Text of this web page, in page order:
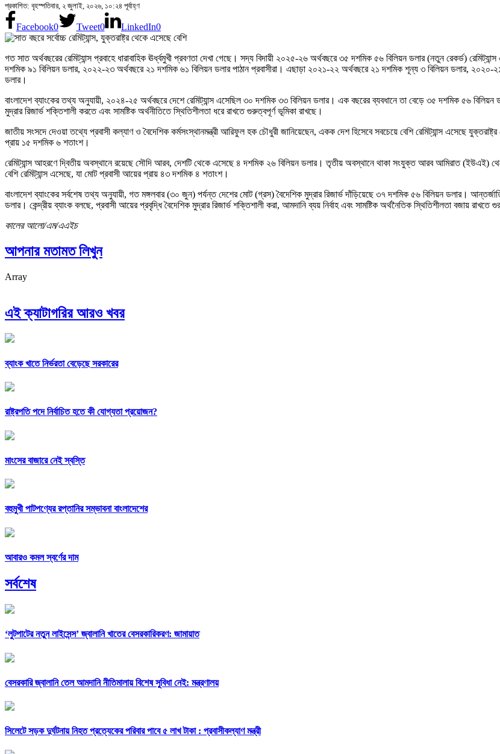
প্রকাশিত: বৃহস্পতিবার, ২ জুলাই, ২০২৬, ১০:২৪ পূর্বাহ্ণ
Facebook0 Tweet0 LinkedIn0
গত সাত অর্থবছরের রেমিট্যান্স প্রবাহে ধারাবাহিক ঊর্ধ্বমুখী প্রবণতা দেখা গেছে। সদ্য বিদায়ী ২০২৫-২৬ অর্থবছরে ৩৫ দশমিক ৫৬ বিলিয়ন ডলার (নতুন রেকর্ড)
দশমিক ৯১ বিলিয়ন ডলার, ২০২২-২৩ অর্থবছরে ২১ দশমিক ৬১ বিলিয়ন ডলার পাঠান প্রবাসীরা। এছাড়া ২০২১-২২ অর্থবছরে ২১ দশমিক শূন্য ৩ বিলিয়ন ডলার,
ডলার।
বাংলাদেশ ব্যাংকের তথ্য অনুযায়ী, ২০২৪-২৫ অর্থবছরে দেশে রেমিট্যান্স এসেছিল ৩০ দশমিক ৩৩ বিলিয়ন ডলার। এক বছরের ব্যবধানে তা বেড়ে ৩৫ দশমিক ৫৬ বিলিয়ন
মুদ্রার রিজার্ভ শক্তিশালী করতে এবং সামষ্টিক অর্থনীতিতে স্থিতিশীলতা ধরে রাখতে গুরুত্বপূর্ণ ভূমিকা রাখছে।
জাতীয় সংসদে দেওয়া তথ্যে প্রবাসী কল্যাণ ও বৈদেশিক কর্মসংস্থানমন্ত্রী আরিফুল হক চৌধুরী জানিয়েছেন, একক দেশ হিসেবে সবচেয়ে বেশি রেমিট্যান্স এসেছে
প্রায় ১৫ দশমিক ৬ শতাংশ।
রেমিট্যান্স আহরণে দ্বিতীয় অবস্থানে রয়েছে সৌদি আরব, দেশটি থেকে এসেছে ৪ দশমিক ২৬ বিলিয়ন ডলার। তৃতীয় অবস্থানে থাকা সংযুক্ত আরব আমিরাত (ইউএই)
বেশি রেমিট্যান্স এসেছে, যা মোট প্রবাসী আয়ের প্রায় ৪৩ দশমিক ৪ শতাংশ।
বাংলাদেশ ব্যাংকের সর্বশেষ তথ্য অনুযায়ী, গত মঙ্গলবার (৩০ জুন) পর্যন্ত দেশের মোট (গ্রস) বৈদেশিক মুদ্রার রিজার্ভ দাঁড়িয়েছে ৩৭ দশমিক ৫৬ বিলিয়ন ডলার।
ডলার। কেন্দ্রীয় ব্যাংক বলছে, প্রবাসী আয়ের প্রবৃদ্ধি বৈদেশিক মুদ্রার রিজার্ভ শক্তিশালী করা, আমদানি ব্যয় নির্বাহ এবং সামষ্টিক অর্থনৈতিক স্থিতিশীলতা বজায় রাখতে
কালের আলো/এম/এএইচ
আপনার মতামত লিখুন
Array
এই ক্যাটাগরির আরও খবর
ব্যাংক খাতে নির্ভরতা বেড়েছে সরকারের
রাষ্ট্রপতি পদে নির্বাচিত হতে কী যোগ্যতা প্রয়োজন?
মাংসের বাজারে নেই স্বস্তি
বহুমুখী পাটপণ্যের রপ্তানির সম্ভাবনা বাংলাদেশের
আবারও কমল স্বর্ণের দাম
সর্বশেষ
‘লুটপাটের নতুন লাইসেন্স’ জ্বালানি খাতের বেসরকারিকরণ: জামায়াত
বেসরকারি জ্বালানি তেল আমদানি নীতিমালায় বিশেষ সুবিধা নেই: মন্ত্রণালয়
সিলেটে সড়ক দুর্ঘটনায় নিহত প্রত্যেকের পরিবার পাবে ৫ লাখ টাকা : প্রবাসীকল্যাণ মন্ত্রী